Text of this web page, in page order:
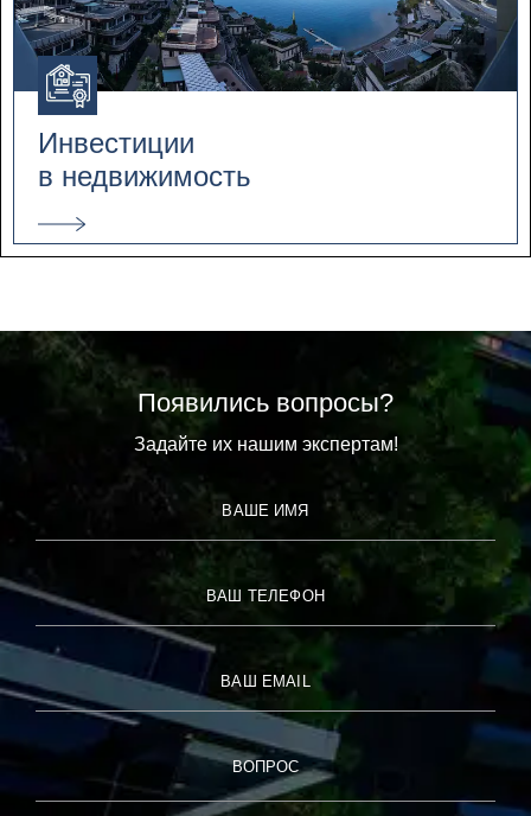
Инвестиции
в недвижимость
Появились вопросы?
Задайте их нашим экспертам!
ВАШЕ ИМЯ
ВАШ ТЕЛЕФОН
ВАШ EMAIL
ВОПРОС